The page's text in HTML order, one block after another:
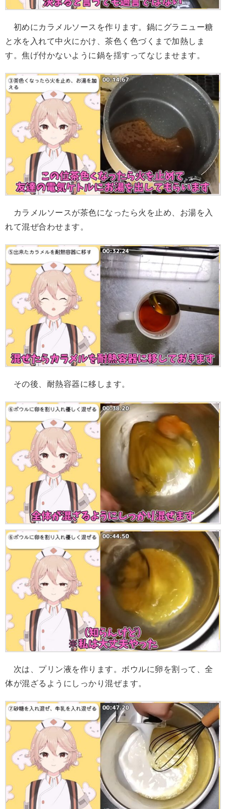
初めにカラメルソースを作ります。鍋にグラニュー糖
と水を入れて中火にかけ、茶色く色づくまで加熱しま
す。焦げ付かないように鍋を揺すってなじませます。
カラメルソースが茶色になったら火を止め、お湯を入
れて混ぜ合わせます。
その後、耐熱容器に移します。
次は、プリン液を作ります。ボウルに卵を割って、全
体が混ざるようにしっかり混ぜます。